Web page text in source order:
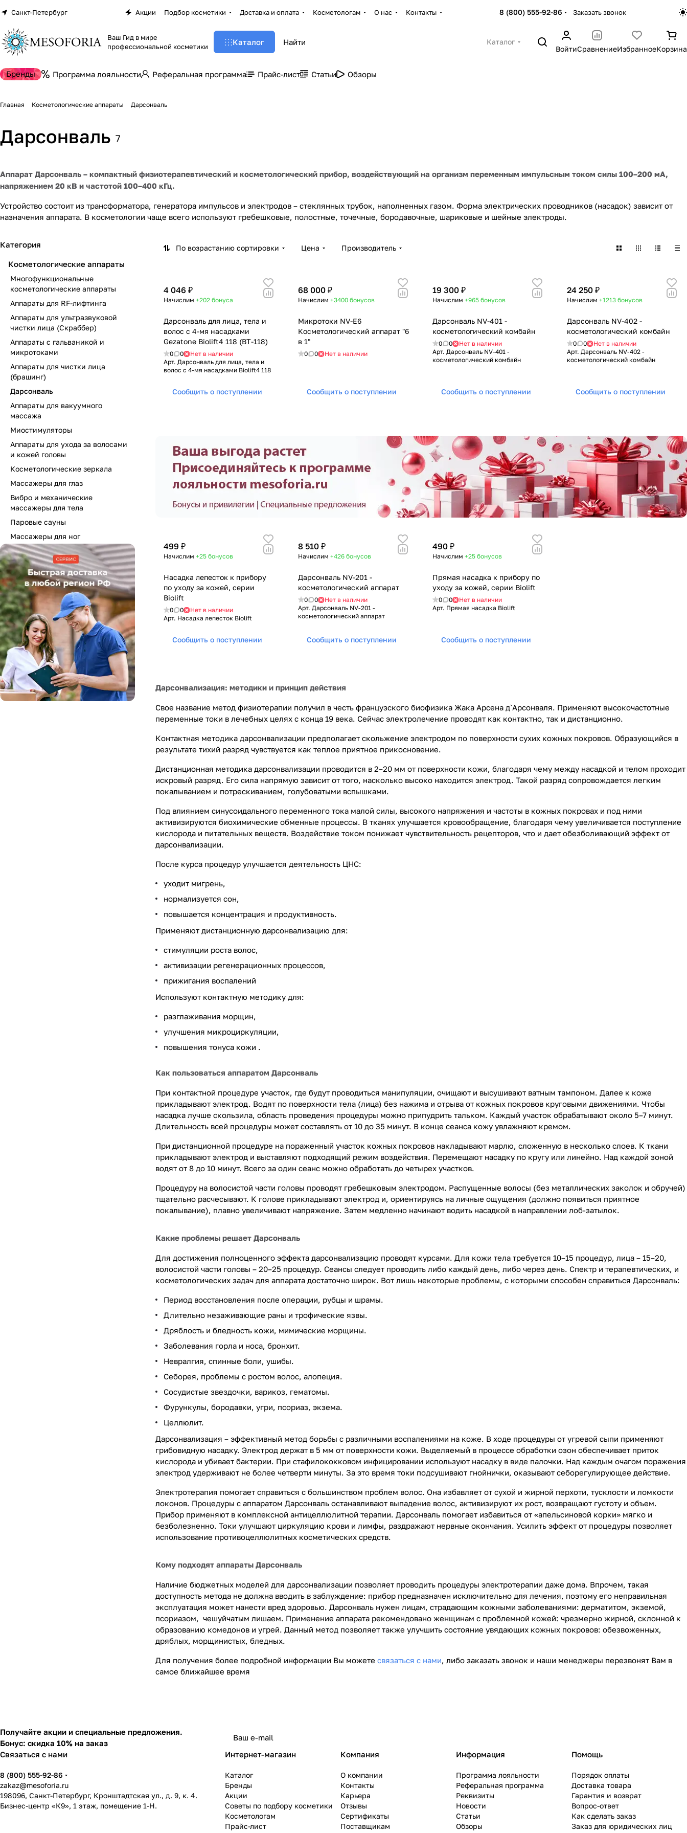
Санкт-Петербург Акции Подбор косметики Доставка и оплата Косметологам О нас Контакты 8 (800) 555-92-86 Заказать звонок
Ваш Гид в мире
профессиональной косметики
Каталог
Каталог
ВойтиСравнениеИзбранноеКорзина
Бренды Программа лояльности Реферальная программа Прайс-лист Статьи Обзоры
Главная Косметологические аппараты Дарсонваль
Дарсонваль 7
Аппарат Дарсонваль – компактный физиотерапевтический и косметологический прибор, воздействующий на организм переменным импульсным током силы 100–200 мА,
напряжением 20 кВ и частотой 100–400 кГц.
Устройство состоит из трансформатора, генератора импульсов и электродов – стеклянных трубок, наполненных газом. Форма электрических проводников (насадок) зависит от
назначения аппарата. В косметологии чаще всего используют гребешковые, полостные, точечные, бородавочные, шариковые и шейные электроды.
По возрастанию сортировки Цена Производитель
4 046 ₽
Начислим +202 бонуса
Дарсонваль для лица, тела и
волос с 4-мя насадками
Gezatone Biolift4 118 (BT-118)
0 0
Нет в наличии
Арт. Дарсонваль для лица, тела и
волос с 4-мя насадками Biolift4 118
Сообщить о поступлении
68 000 ₽
Начислим +3400 бонусов
Микротоки NV-E6
Косметологический аппарат "6
в 1"
0 0 Нет в наличии
Сообщить о поступлении
19 300 ₽
Начислим +965 бонусов
Дарсонваль NV-401 -
косметологический комбайн
0 0
Нет в наличии
Арт. Дарсонваль NV-401 -
косметологический комбайн
Сообщить о поступлении
24 250 ₽
Начислим +1213 бонусов
Дарсонваль NV-402 -
косметологический комбайн
0 0
Нет в наличии
Арт. Дарсонваль NV-402 -
косметологический комбайн
Сообщить о поступлении
499 ₽
Начислим +25 бонусов
Насадка лепесток к прибору
по уходу за кожей, серии
Biolift
0 0
Нет в наличии
Арт. Насадка лепесток Biolift
Сообщить о поступлении
8 510 ₽
Начислим +426 бонусов
Дарсонваль NV-201 -
косметологический аппарат
0 0
Нет в наличии
Арт. Дарсонваль NV-201 -
косметологический аппарат
Сообщить о поступлении
490 ₽
Начислим +25 бонусов
Прямая насадка к прибору по
уходу за кожей, серии Biolift
0 0
Нет в наличии
Арт. Прямая насадка Biolift
Сообщить о поступлении
Дарсонвализация: методики и принцип действия
Свое название метод физиотерапии получил в честь французского биофизика Жака Арсена д`Арсонваля. Применяют высокочастотные
переменные токи в лечебных целях с конца 19 века. Сейчас электролечение проводят как контактно, так и дистанционно.
Контактная методика дарсонвализации предполагает скольжение электродом по поверхности сухих кожных покровов. Образующийся в
результате тихий разряд чувствуется как теплое приятное прикосновение.
Дистанционная методика дарсонвализации проводится в 2–20 мм от поверхности кожи, благодаря чему между насадкой и телом проходит
искровый разряд. Его сила напрямую зависит от того, насколько высоко находится электрод. Такой разряд сопровождается легким
покалыванием и потрескиванием, голубоватыми вспышками.
Под влиянием синусоидального переменного тока малой силы, высокого напряжения и частоты в кожных покровах и под ними
активизируются биохимические обменные процессы. В тканях улучшается кровообращение, благодаря чему увеличивается поступление
кислорода и питательных веществ. Воздействие током понижает чувствительность рецепторов, что и дает обезболивающий эффект от
дарсонвализации.
После курса процедур улучшается деятельность ЦНС:
уходит мигрень,
нормализуется сон,
повышается концентрация и продуктивность.
Применяют дистанционную дарсонвализацию для:
стимуляции роста волос,
активизации регенерационных процессов,
прижигания воспалений
Используют контактную методику для:
разглаживания морщин,
улучшения микроциркуляции,
повышения тонуса кожи .
Как пользоваться аппаратом Дарсонваль
При контактной процедуре участок, где будут проводиться манипуляции, очищают и высушивают ватным тампоном. Далее к коже
прикладывают электрод. Водят по поверхности тела (лица) без нажима и отрыва от кожных покровов круговыми движениями. Чтобы
насадка лучше скользила, область проведения процедуры можно припудрить тальком. Каждый участок обрабатывают около 5–7 минут.
Длительность всей процедуры может составлять от 10 до 35 минут. В конце сеанса кожу увлажняют кремом.
При дистанционной процедуре на пораженный участок кожных покровов накладывают марлю, сложенную в несколько слоев. К ткани
прикладывают электрод и выставляют подходящий режим воздействия. Перемещают насадку по кругу или линейно. Над каждой зоной
водят от 8 до 10 минут. Всего за один сеанс можно обработать до четырех участков.
Процедуру на волосистой части головы проводят гребешковым электродом. Распущенные волосы (без металлических заколок и обручей)
тщательно расчесывают. К голове прикладывают электрод и, ориентируясь на личные ощущения (должно появиться приятное
покалывание), плавно увеличивают напряжение. Затем медленно начинают водить насадкой в направлении лоб-затылок.
Какие проблемы решает Дарсонваль
Для достижения полноценного эффекта дарсонвализацию проводят курсами. Для кожи тела требуется 10–15 процедур, лица – 15–20,
волосистой части головы – 20–25 процедур. Сеансы следует проводить либо каждый день, либо через день. Спектр и терапевтических, и
косметологических задач для аппарата достаточно широк. Вот лишь некоторые проблемы, с которыми способен справиться Дарсонваль:
Период восстановления после операции, рубцы и шрамы.
Длительно незаживающие раны и трофические язвы.
Дряблость и бледность кожи, мимические морщины.
Заболевания горла и носа, бронхит.
Невралгия, спинные боли, ушибы.
Себорея, проблемы с ростом волос, алопеция.
Сосудистые звездочки, варикоз, гематомы.
Фурункулы, бородавки, угри, псориаз, экзема.
Целлюлит.
Дарсонвализация – эффективный метод борьбы с различными воспалениями на коже. В ходе процедуры от угревой сыпи применяют
грибовидную насадку. Электрод держат в 5 мм от поверхности кожи. Выделяемый в процессе обработки озон обеспечивает приток
кислорода и убивает бактерии. При стафилококковом инфицировании используют насадку в виде палочки. Над каждым очагом поражения
электрод удерживают не более четверти минуты. За это время токи подсушивают гнойнички, оказывают себорегулирующее действие.
Электротерапия помогает справиться с большинством проблем волос. Она избавляет от сухой и жирной перхоти, тусклости и ломкости
локонов. Процедуры с аппаратом Дарсонваль останавливают выпадение волос, активизируют их рост, возвращают густоту и объем.
Прибор применяют в комплексной антицеллюлитной терапии. Дарсонваль помогает избавиться от «апельсиновой корки» мягко и
безболезненно. Токи улучшают циркуляцию крови и лимфы, раздражают нервные окончания. Усилить эффект от процедуры позволяет
использование противоцеллюлитных косметических средств.
Кому подходят аппараты Дарсонваль
Наличие бюджетных моделей для дарсонвализации позволяет проводить процедуры электротерапии даже дома. Впрочем, такая
доступность метода не должна вводить в заблуждение: прибор предназначен исключительно для лечения, поэтому его неправильная
эксплуатация может нанести вред здоровью. Дарсонваль нужен лицам, страдающим кожными заболеваниями: дерматитом, экземой,
псориазом, чешуйчатым лишаем. Применение аппарата рекомендовано женщинам с проблемной кожей: чрезмерно жирной, склонной к
образованию комедонов и угрей. Данный метод позволяет также улучшить состояние увядающих кожных покровов: обезвоженных,
дряблых, морщинистых, бледных.
Для получения более подробной информации Вы можете связаться с нами, либо заказать звонок и наши менеджеры перезвонят Вам в
самое ближайшее время
Категория
Косметологические аппараты
Многофункциональные
косметологические аппараты
Аппараты для RF-лифтинга
Аппараты для ультразвуковой
чистки лица (Скраббер)
Аппараты с гальваникой и
микротоками
Аппараты для чистки лица
(брашинг)
Дарсонваль
Аппараты для вакуумного
массажа
Миостимуляторы
Аппараты для ухода за волосами
и кожей головы
Косметологические зеркала
Массажеры для глаз
Вибро и механические
массажеры для тела
Паровые сауны
Массажеры для ног
Получайте акции и специальные предложения.
Бонус: скидка 10% на заказ
Связаться с нами
8 (800) 555-92-86
zakaz@mesoforia.ru
198096, Санкт-Петербург, Кронштадтская ул., д. 9, к. 4.
Бизнес-центр «К9», 1 этаж, помещение 1-Н.
Интернет-магазин
Каталог
Бренды
Акции
Советы по подбору косметики
Косметологам
Прайс-лист
Компания
О компании
Контакты
Карьера
Отзывы
Сертификаты
Поставщикам
Информация
Программа лояльности
Реферальная программа
Реквизиты
Новости
Статьи
Обзоры
Помощь
Порядок оплаты
Доставка товара
Гарантия и возврат
Вопрос-ответ
Как сделать заказ
Заказ для юридических лиц